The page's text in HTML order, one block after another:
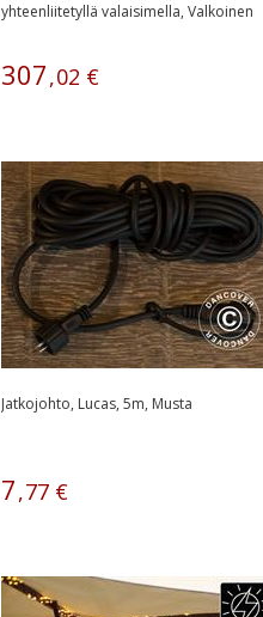
yhteenliitetyllä valaisimella, Valkoinen
307,02 €
Jatkojohto, Lucas, 5m, Musta
7,77 €